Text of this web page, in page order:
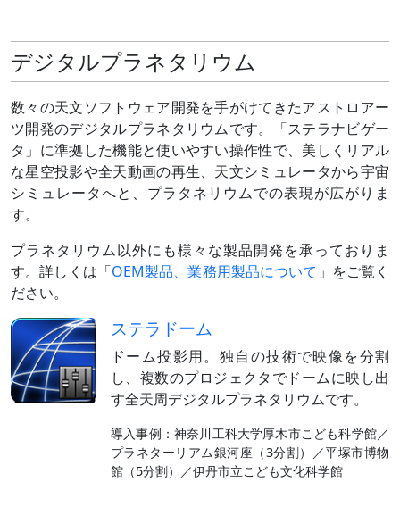
デジタルプラネタリウム
数々の天文ソフトウェア開発を手がけてきたアストロアー
ツ開発のデジタルプラネタリウムです。「ステラナビゲー
タ」に準拠した機能と使いやすい操作性で、美しくリアル
な星空投影や全天動画の再生、天文シミュレータから宇宙
シミュレータへと、プラタネリウムでの表現が広がりま
す。
プラネタリウム以外にも様々な製品開発を承っておりま
す。詳しくは「OEM製品、業務用製品について 」をご覧く
ださい。
ステラドーム
ドーム投影用。独自の技術で映像を分割
し、複数のプロジェクタでドームに映し出
す全天周デジタルプラネタリウムです。
導入事例：神奈川工科大学厚木市こども科学館／
プラネターリアム銀河座（3分割）／平塚市博物
館（5分割）／伊丹市立こども文化科学館